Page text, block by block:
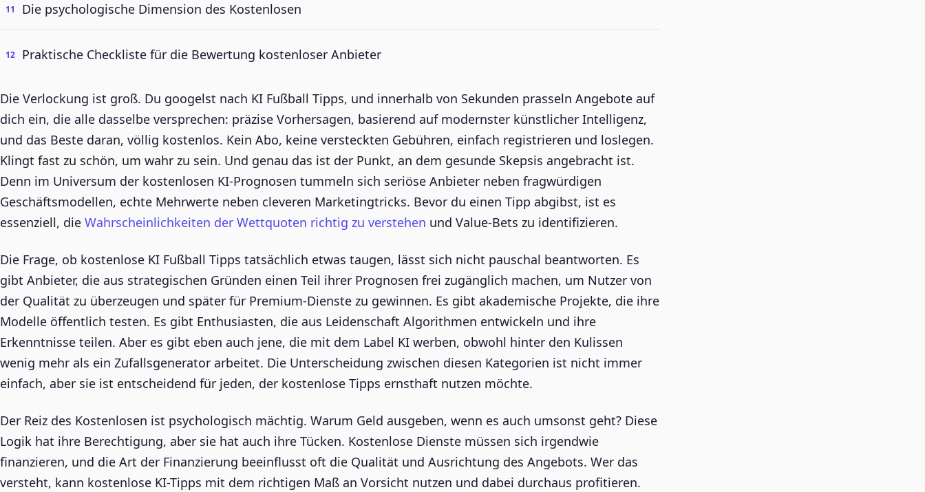
Die psychologische Dimension des Kostenlosen
Praktische Checkliste für die Bewertung kostenloser Anbieter
Die Verlockung ist groß. Du googelst nach KI Fußball Tipps, und innerhalb von Sekunden prasseln Angebote auf
dich ein, die alle dasselbe versprechen: präzise Vorhersagen, basierend auf modernster künstlicher Intelligenz,
und das Beste daran, völlig kostenlos. Kein Abo, keine versteckten Gebühren, einfach registrieren und loslegen.
Klingt fast zu schön, um wahr zu sein. Und genau das ist der Punkt, an dem gesunde Skepsis angebracht ist.
Denn im Universum der kostenlosen KI-Prognosen tummeln sich seriöse Anbieter neben fragwürdigen
Geschäftsmodellen, echte Mehrwerte neben cleveren Marketingtricks. Bevor du einen Tipp abgibst, ist es
essenziell, die Wahrscheinlichkeiten der Wettquoten richtig zu verstehen und Value-Bets zu identifizieren.
Die Frage, ob kostenlose KI Fußball Tipps tatsächlich etwas taugen, lässt sich nicht pauschal beantworten. Es
gibt Anbieter, die aus strategischen Gründen einen Teil ihrer Prognosen frei zugänglich machen, um Nutzer von
der Qualität zu überzeugen und später für Premium-Dienste zu gewinnen. Es gibt akademische Projekte, die ihre
Modelle öffentlich testen. Es gibt Enthusiasten, die aus Leidenschaft Algorithmen entwickeln und ihre
Erkenntnisse teilen. Aber es gibt eben auch jene, die mit dem Label KI werben, obwohl hinter den Kulissen
wenig mehr als ein Zufallsgenerator arbeitet. Die Unterscheidung zwischen diesen Kategorien ist nicht immer
einfach, aber sie ist entscheidend für jeden, der kostenlose Tipps ernsthaft nutzen möchte.
Der Reiz des Kostenlosen ist psychologisch mächtig. Warum Geld ausgeben, wenn es auch umsonst geht? Diese
Logik hat ihre Berechtigung, aber sie hat auch ihre Tücken. Kostenlose Dienste müssen sich irgendwie
finanzieren, und die Art der Finanzierung beeinflusst oft die Qualität und Ausrichtung des Angebots. Wer das
versteht, kann kostenlose KI-Tipps mit dem richtigen Maß an Vorsicht nutzen und dabei durchaus profitieren.